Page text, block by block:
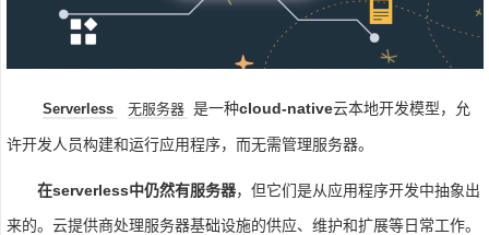
Serverless 无服务器 是一种cloud-native云本地开发模型，允
许开发人员构建和运行应用程序，而无需管理服务器。
在serverless中仍然有服务器，但它们是从应用程序开发中抽象出
来的。云提供商处理服务器基础设施的供应、维护和扩展等日常工作。